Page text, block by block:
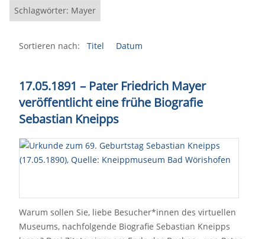
Schlagwörter: Mayer
Sortieren nach: Titel Datum
17.05.1891 – Pater Friedrich Mayer
veröffentlicht eine frühe Biografie
Sebastian Kneipps
Warum sollen Sie, liebe Besucher*innen des virtuellen
Museums, nachfolgende Biografie Sebastian Kneipps